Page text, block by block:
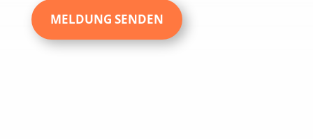
MELDUNG SENDEN